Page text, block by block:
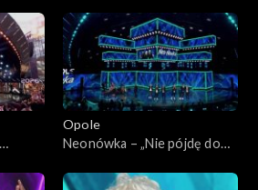
Jubileusz 45-lecia zespołu
Lady Pank
Opole
Neonówka – „Nie pójdę do
kabaretu Neo-Nówka